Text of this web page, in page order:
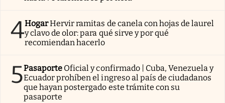
4HogarHervir ramitas de canela con hojas de laurel
y clavo de olor: para qué sirve y por qué
recomiendan hacerlo
5Pasaporte Oficial y confirmado | Cuba, Venezuela y
Ecuador prohíben el ingreso al país de ciudadanos
que hayan postergado este trámite con su
pasaporte